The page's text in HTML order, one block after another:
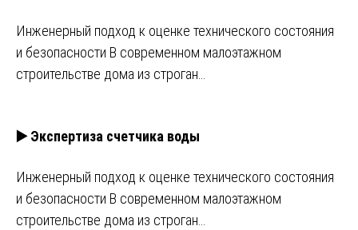
Инженерный подход к оценке технического состояния
и безопасности В современном малоэтажном
строительстве дома из строган…
▶️ Экспертиза счетчика воды
Инженерный подход к оценке технического состояния
и безопасности В современном малоэтажном
строительстве дома из строган…